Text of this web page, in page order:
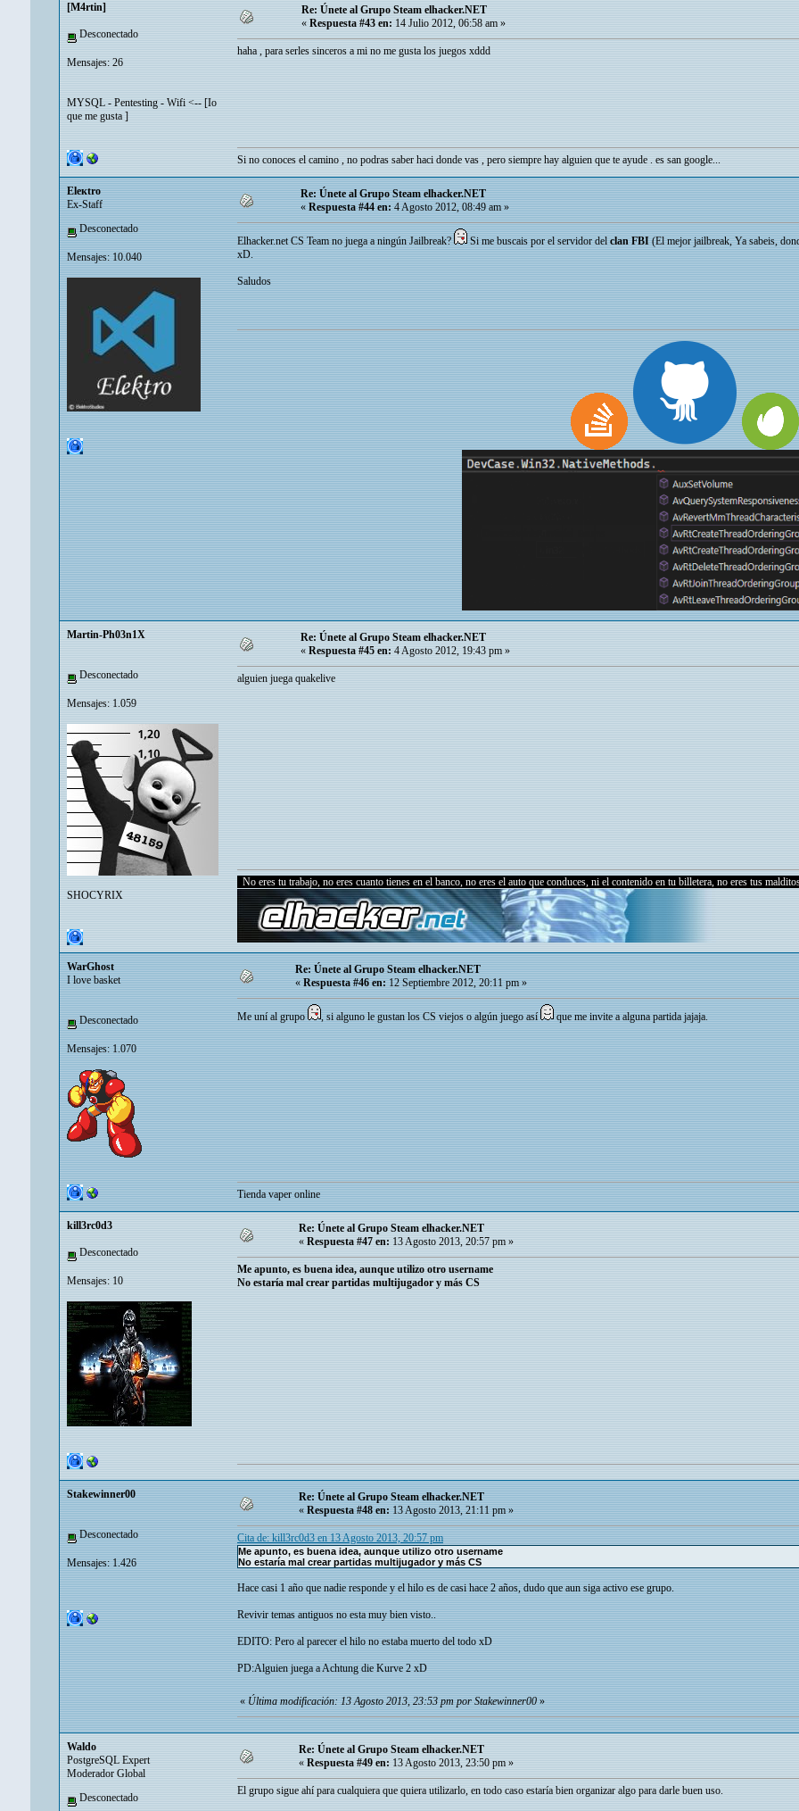
[M4rtin]
Desconectado
Mensajes: 26
MYSQL - Pentesting - Wifi <-- [Io
que me gusta ]
Re: Únete al Grupo Steam elhacker.NET
« Respuesta #43 en: 14 Julio 2012, 06:58 am »
haha , para serles sinceros a mi no me gusta los juegos xddd
Si no conoces el camino , no podras saber haci donde vas , pero siempre hay alguien que te ayude . es san google...
Eleкtro
Ex-Staff
Desconectado
Mensajes: 10.040
Re: Únete al Grupo Steam elhacker.NET
«Respuesta #44 en:4 Agosto 2012, 08:49 am »
Elhacker.net CS Team no juega a ningún Jailbreak? Si me buscais por el servidor delclan FBI(El mejor jailbreak, Ya sabeis,
xD.
Saludos
Martin-Ph03n1X
Desconectado
Mensajes: 1.059
SHOCYRIX
Re: Únete al Grupo Steam elhacker.NET
« Respuesta #45 en: 4 Agosto 2012, 19:43 pm »
alguien juega quakelive
No eres tu trabajo, no eres cuanto tienes en el banco, no eres el auto que conduces, ni el contenido en tu billetera, no eres tus
WarGhost
I love basket
Desconectado
Mensajes: 1.070
Re: Únete al Grupo Steam elhacker.NET
«Respuesta #46 en:12 Septiembre 2012, 20:11 pm »
Me uní al grupo , si alguno le gustan los CS viejos o algún juego así que me invite a alguna partida jajaja.
Tienda vaper online
kill3rc0d3
Desconectado
Mensajes: 10
Re: Únete al Grupo Steam elhacker.NET
« Respuesta #47 en: 13 Agosto 2013, 20:57 pm »
Me apunto, es buena idea, aunque utilizo otro username
No estaría mal crear partidas multijugador y más CS
Stakewinner00
Desconectado
Mensajes: 1.426
Re: Únete al Grupo Steam elhacker.NET
«Respuesta #48 en:13 Agosto 2013, 21:11 pm »
Cita de: kill3rc0d3 en 13 Agosto 2013, 20:57 pm
Me apunto, es buena idea, aunque utilizo otro username
No estaría mal crear partidas multijugador y más CS
Hace casi 1 año que nadie responde y el hilo es de casi hace 2 años, dudo que aun siga activo ese grupo.
Revivir temas antiguos no esta muy bien visto..
EDITO: Pero al parecer el hilo no estaba muerto del todo xD
PD:Alguien juega a Achtung die Kurve 2 xD
«Última modificación: 13 Agosto 2013, 23:53 pm por Stakewinner00»
Waldo
PostgreSQL Expert
Moderador Global
Desconectado
Re: Únete al Grupo Steam elhacker.NET
« Respuesta #49 en: 13 Agosto 2013, 23:50 pm »
El grupo sigue ahí para cualquiera que quiera utilizarlo, en todo caso estaría bien organizar algo para darle buen uso.